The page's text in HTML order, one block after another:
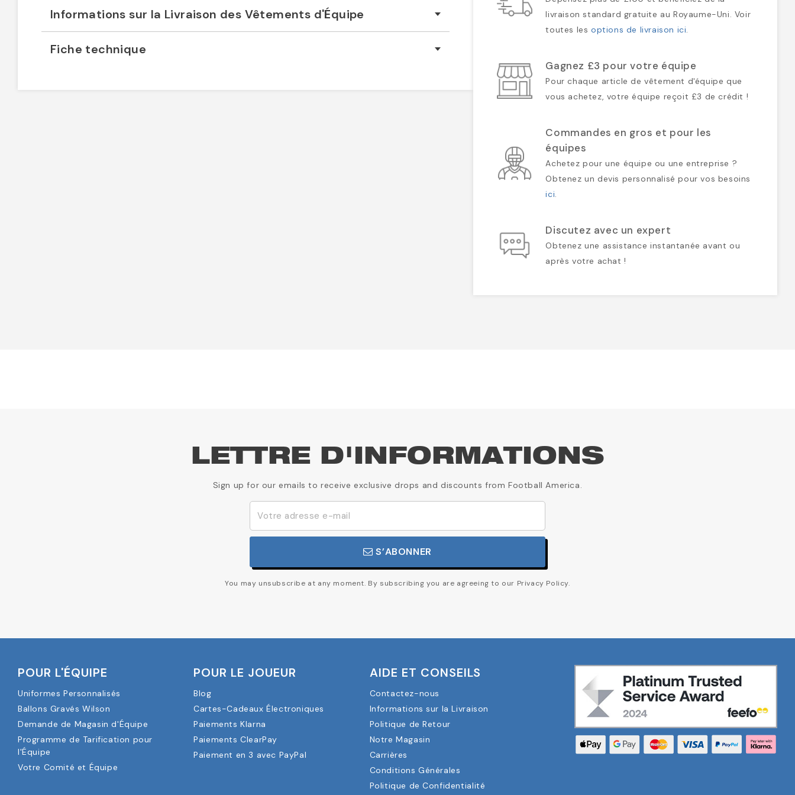
Informations sur la Livraison des Vêtements d'Équipe
Fiche technique
livraison standard gratuite au Royaume-Uni. Voir
toutes les options de livraison ici.
Gagnez £3 pour votre équipe
Pour chaque article de vêtement d'équipe que
vous achetez, votre équipe reçoit £3 de crédit !
Commandes en gros et pour les
équipes
Achetez pour une équipe ou une entreprise ?
Obtenez un devis personnalisé pour vos besoins
ici.
Discutez avec un expert
Obtenez une assistance instantanée avant ou
après votre achat !
LETTRE D'INFORMATIONS
Sign up for our emails to receive exclusive drops and discounts from Football America.
S’ABONNER
You may unsubscribe at any moment. By subscribing you are agreeing to our Privacy Policy.
POUR L'ÉQUIPE
Uniformes Personnalisés
Ballons Gravés Wilson
Demande de Magasin d'Équipe
Programme de Tarification pour
l'Équipe
Votre Comité et Équipe
POUR LE JOUEUR
Blog
Cartes-Cadeaux Électroniques
Paiements Klarna
Paiements ClearPay
Paiement en 3 avec PayPal
AIDE ET CONSEILS
Contactez-nous
Informations sur la Livraison
Politique de Retour
Notre Magasin
Carrières
Conditions Générales
Politique de Confidentialité